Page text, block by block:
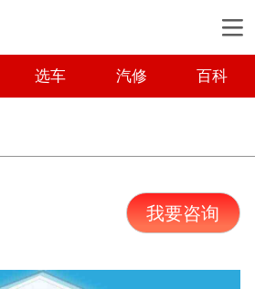
选车 汽修 百科
我要咨询